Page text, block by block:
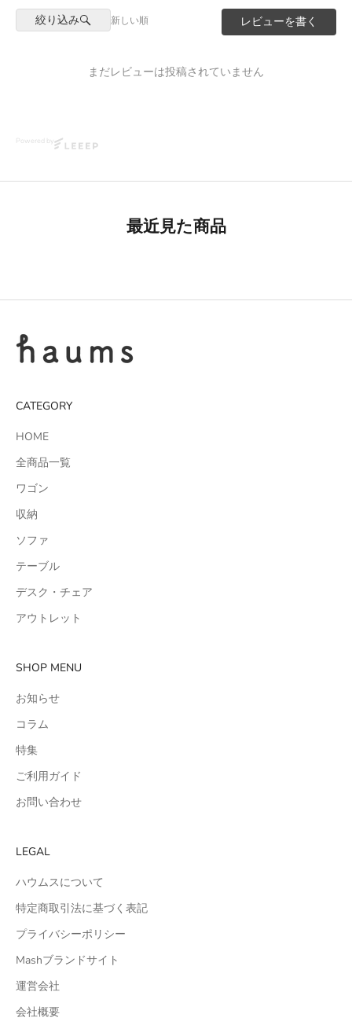
絞り込み 新しい順 レビューを書く
まだレビューは投稿されていません
Powered by
最近見た商品
CATEGORY
HOME
全商品一覧
ワゴン
収納
ソファ
テーブル
デスク・チェア
アウトレット
SHOP MENU
お知らせ
コラム
特集
ご利用ガイド
お問い合わせ
LEGAL
ハウムスについて
特定商取引法に基づく表記
プライバシーポリシー
Mashブランドサイト
運営会社
会社概要